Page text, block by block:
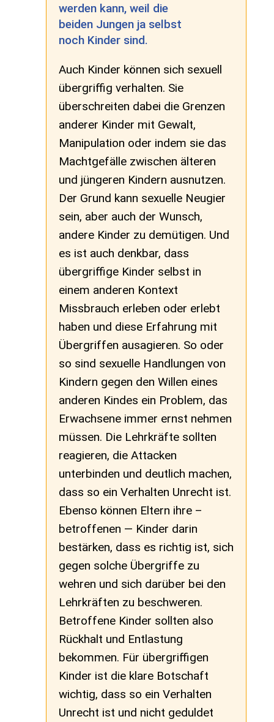
werden kann, weil die
beiden Jungen ja selbst
noch Kinder sind.
Auch Kinder können sich sexuell
übergriffig verhalten. Sie
überschreiten dabei die Grenzen
anderer Kinder mit Gewalt,
Manipulation oder indem sie das
Machtgefälle zwischen älteren
und jüngeren Kindern ausnutzen.
Der Grund kann sexuelle Neugier
sein, aber auch der Wunsch,
andere Kinder zu demütigen. Und
es ist auch denkbar, dass
übergriffige Kinder selbst in
einem anderen Kontext
Missbrauch erleben oder erlebt
haben und diese Erfahrung mit
Übergriffen ausagieren. So oder
so sind sexuelle Handlungen von
Kindern gegen den Willen eines
anderen Kindes ein Problem, das
Erwachsene immer ernst nehmen
müssen. Die Lehrkräfte sollten
reagieren, die Attacken
unterbinden und deutlich machen,
dass so ein Verhalten Unrecht ist.
Ebenso können Eltern ihre –
betroffenen — Kinder darin
bestärken, dass es richtig ist, sich
gegen solche Übergriffe zu
wehren und sich darüber bei den
Lehrkräften zu beschweren.
Betroffene Kinder sollten also
Rückhalt und Entlastung
bekommen. Für übergriffigen
Kinder ist die klare Botschaft
wichtig, dass so ein Verhalten
Unrecht ist und nicht geduldet